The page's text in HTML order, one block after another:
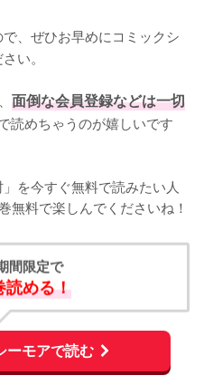
で、ぜひお早めにコミックシ
い。
面倒な会員登録などは一切
読めちゃうのが嬉しいです
を今すぐ無料で読みたい人
無料で楽しんでくださいね！
間限定で
読める！
ーモアで読む